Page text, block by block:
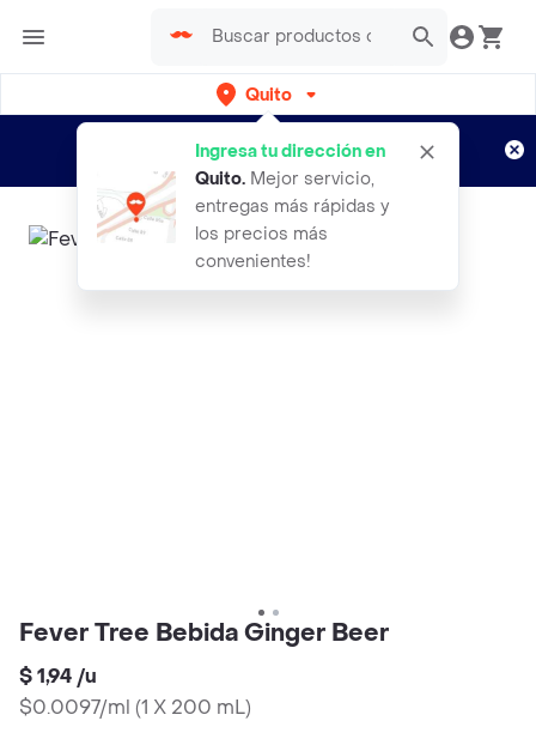
Quito
Ingresa tu dirección en
Quito. Mejor servicio,
entregas más rápidas y
los precios más
convenientes!
envíos gratis por semanas
Aplican TyC
Fever Tree Bebida Ginger Beer
$ 1,94 /u
$0.0097/ml (1 X 200 mL)